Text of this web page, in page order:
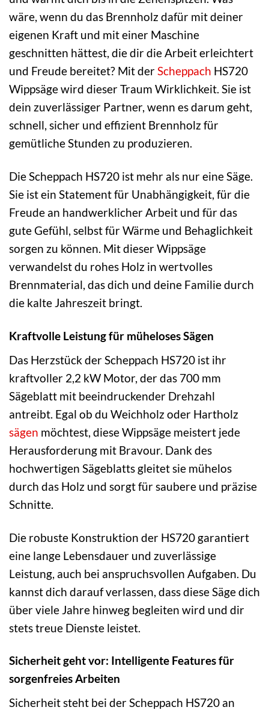
wäre, wenn du das Brennholz dafür mit deiner
eigenen Kraft und mit einer Maschine
geschnitten hättest, die dir die Arbeit erleichtert
und Freude bereitet? Mit derScheppach HS720
Wippsäge wird dieser Traum Wirklichkeit. Sie ist
dein zuverlässiger Partner, wenn es darum geht,
schnell, sicher und effizient Brennholz für
gemütliche Stunden zu produzieren.
Die Scheppach HS720 ist mehr als nur eine Säge.
Sie ist ein Statement für Unabhängigkeit, für die
Freude an handwerklicher Arbeit und für das
gute Gefühl, selbst für Wärme und Behaglichkeit
sorgen zu können. Mit dieser Wippsäge
verwandelst du rohes Holz in wertvolles
Brennmaterial, das dich und deine Familie durch
die kalte Jahreszeit bringt.
Kraftvolle Leistung für müheloses Sägen
Das Herzstück der Scheppach HS720 ist ihr
kraftvoller 2,2 kW Motor, der das 700 mm
Sägeblatt mit beeindruckender Drehzahl
antreibt. Egal ob du Weichholz oder Hartholz
sägen möchtest, diese Wippsäge meistert jede
Herausforderung mit Bravour. Dank des
hochwertigen Sägeblatts gleitet sie mühelos
durch das Holz und sorgt für saubere und präzise
Schnitte.
Die robuste Konstruktion der HS720 garantiert
eine lange Lebensdauer und zuverlässige
Leistung, auch bei anspruchsvollen Aufgaben. Du
kannst dich darauf verlassen, dass diese Säge dich
über viele Jahre hinweg begleiten wird und dir
stets treue Dienste leistet.
Sicherheit geht vor: Intelligente Features für
sorgenfreies Arbeiten
Sicherheit steht bei der Scheppach HS720 an